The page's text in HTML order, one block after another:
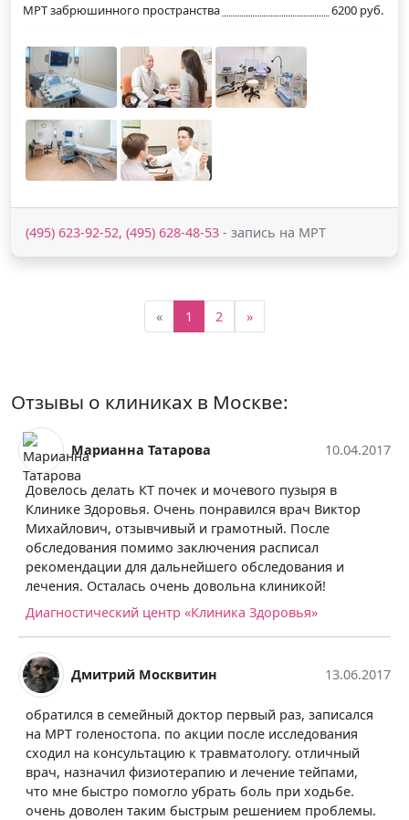
МРТ забрюшинного пространства 6200 руб.
(495) 623-92-52, (495) 628-48-53 - запись на МРТ
« 1 2 »
Отзывы о клиниках в Москве:
Марианна Татарова 10.04.2017
Довелось делать КТ почек и мочевого пузыря в
Клинике Здоровья. Очень понравился врач Виктор
Михайлович, отзывчивый и грамотный. После
обследования помимо заключения расписал
рекомендации для дальнейшего обследования и
лечения. Осталась очень довольна клиникой!
Диагностический центр «Клиника Здоровья»
Дмитрий Москвитин 13.06.2017
обратился в семейный доктор первый раз, записался
на МРТ голеностопа. по акции после исследования
сходил на консультацию к травматологу. отличный
врач, назначил физиотерапию и лечение тейпами,
что мне быстро помогло убрать боль при ходьбе.
очень доволен таким быстрым решением проблемы.